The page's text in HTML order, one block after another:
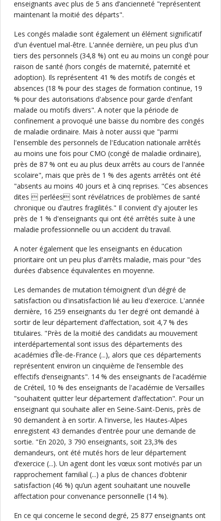
enseignants avec plus de 5 ans d’ancienneté "représentent
maintenant la moitié des départs".
Les congés maladie sont également un élément significatif
d'un éventuel mal-être. L'année dernière, un peu plus d'un
tiers des personnels (34,8 %) ont eu au moins un congé pour
raison de santé (hors congés de maternité, paternité et
adoption). Ils représentent 41 % des motifs de congés et
absences (18 % pour des stages de formation continue, 19
% pour des autorisations d'absence pour garde d'enfant
malade ou motifs divers". A noter que la période de
confinement a provoqué une baisse du nombre des congés
de maladie ordinaire. Mais à noter aussi que "parmi
l'ensemble des personnels de l'Education nationale arrêtés
au moins une fois pour CMO (congé de maladie ordinaire),
près de 87 % ont eu au plus deux arrêts au cours de l'année
scolaire", mais que près de 1 % des agents arrêtés ont été
"absents au moins 40 jours et à cinq reprises. "Ces absences
dites  perlées sont révélatrices de problèmes de santé
chronique ou d’autres fragilités." Il convient d'y ajouter les
près de 1 % d'enseignants qui ont été arrêtés suite à une
maladie professionnelle ou un accident du travail.
A noter également que les enseignants en éducation
prioritaire ont un peu plus d'arrêts maladie, mais pour "des
durées d’absence équivalentes en moyenne.
Les demandes de mutation témoignent d'un dégré de
satisfaction ou d'insatisfaction lié au lieu d'exercice. L'année
dernière, 16 259 enseignants du 1er degré ont demandé à
sortir de leur département d’affectation, soit 4,7 % des
titulaires. "Près de la moitié des candidats au mouvement
interdépartemental sont issus des départements des
académies d’Île-de-France (...), alors que ces départements
représentent environ un cinquième de l’ensemble des
effectifs d’enseignants". 14 % des enseignants de l'académie
de Créteil, 10 % des enseignants de l'académie de Versailles
"souhaitent quitter leur département d’affectation". Pour un
enseignant qui souhaite aller en Seine-Saint-Denis, près de
90 demandent à en sortir. A l'inverse, les Hautes-Alpes
enregistent 43 demandes d'entrée pour une demande de
sortie. "En 2020, 3 790 enseignants, soit 23,3% des
demandeurs, ont été mutés hors de leur département
d’exercice (...). Un agent dont les vœux sont motivés par un
rapprochement familial (...) a plus de chances d’obtenir
satisfaction (46 %) qu’un agent souhaitant une nouvelle
affectation pour convenance personnelle (14 %).
En ce qui concerne le second degré, 25 877 enseignants ont